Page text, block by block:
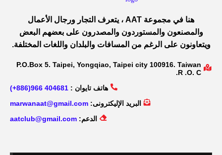
هنا في مجموعة AAT ، يتعرف التجار ورجال الأعمال
والمصنعون والمستوردون والمصدرون على بعضهم البعض
ويتعاونون على الرغم من المسافات والبلدان واللغات المختلفة.
P.O.Box 5. Taipei, Yongqiao, Taipei city 100916. Taiwan
R .O. C.
هاتف تايوان : 404681 966(886+)
البريد الإليكترونى: marwanaat@gmail.com
الدعم: aatclub@gmail.com